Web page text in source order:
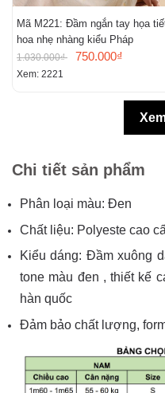
Mã M221: Đầm ngắn tay họa
hoa nhẹ nhàng kiểu Pháp
1.030.000₫ 750.000₫
Xem: 2221
Chi tiết sản phẩm
Phân loại màu: Đen
Chất liệu: Polyeste cao
Kiểu dáng: Đầm xuông
tone màu đen , thiết kế
hàn quốc
Đảm bảo chất lượng,